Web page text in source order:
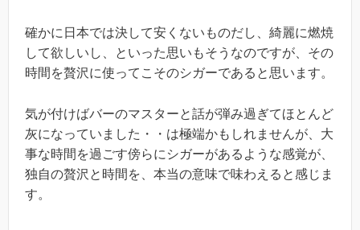
確かに日本では決して安くないものだし、綺麗に燃焼
して欲しいし、といった思いもそうなのですが、その
時間を贅沢に使ってこそのシガーであると思います。
気が付けばバーのマスターと話が弾み過ぎてほとんど
灰になっていました・・は極端かもしれませんが、大
事な時間を過ごす傍らにシガーがあるような感覚が、
独自の贅沢と時間を、本当の意味で味わえると感じま
す。